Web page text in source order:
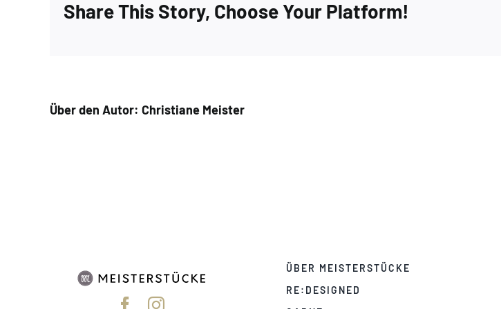
Extra
Share This Story, Choose Your Platform!
Über den Autor: Christiane Meister
ÜBER MEISTERSTÜCKE
RE:DESIGNED